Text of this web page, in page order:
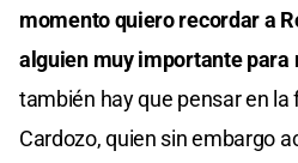
momento quiero recordar a
alguien muy importante para
también hay que pensar en la
Cardozo, quien sin embargo